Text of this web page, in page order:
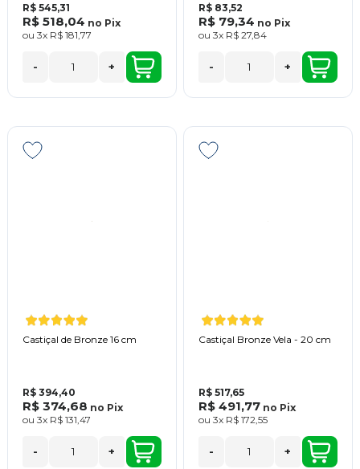
R$ 545,31
R$ 518,04 no Pix
ou 3x R$ 181,77
- +
R$ 83,52
R$ 79,34 no Pix
ou 3x R$ 27,84
- +
Castiçal de Bronze 16 cm
R$ 394,40
R$ 374,68 no Pix
ou 3x R$ 131,47
- +
Castiçal Bronze Vela - 20 cm
R$ 517,65
R$ 491,77 no Pix
ou 3x R$ 172,55
- +